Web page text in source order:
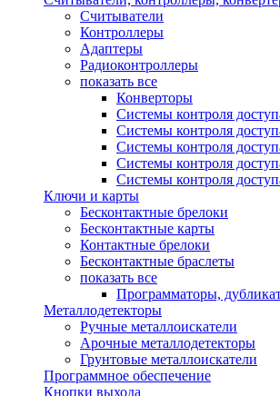
Считыватели
Контроллеры
Адаптеры
Радиоконтроллеры
показать все
Конверторы
Системы контроля
Системы контроля
Системы контроля
Системы контроля
Системы контроля
Ключи и карты
Бесконтактные брелоки
Бесконтактные карты
Контактные брелоки
Бесконтактные браслеты
показать все
Программаторы,
Металлодетекторы
Ручные металлоискатели
Арочные металлодетекторы
Грунтовые металлоискатели
Программное обеспечение
Кнопки выхода